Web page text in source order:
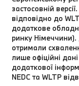
застосовній
відповідно до
додаткове
ринку Німеччини).
отримали
лише офіційні
додаткової
NEDC та WLTP